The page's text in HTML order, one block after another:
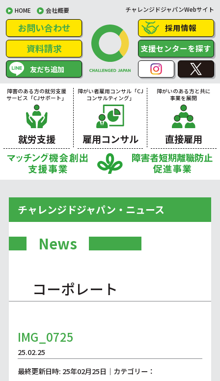
HOME 会社概要 チャレンジドジャパンWebサイト
お問い合わせ
資料請求
友だち追加
採用情報
支援センターを探す
障害のある方の就労支援
サービス「CJサポート」
就労支援
障がい者雇用コンサル「CJ
コンサルティング」
雇用コンサル
障がいのある方と共に
事業を展開
直接雇用
チャレンジドジャパン・ニュース
News
コーポレート
IMG_0725
25.02.25
最終更新日時: 25年02月25日｜カテゴリー：